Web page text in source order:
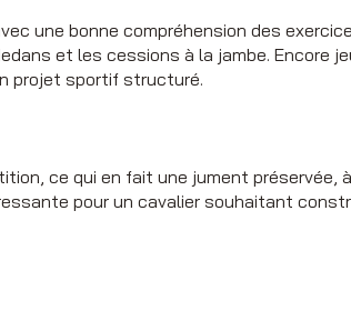
une bonne compréhension des
et les cessions à la jambe. Encore
projet sportif structuré.
ce qui en fait une jument préservée,
pour un cavalier souhaitant